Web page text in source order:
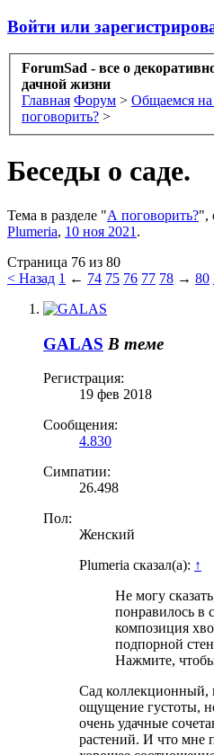
Войти или
ForumSad - все о
дачной жизни
Главная Форум > Общаемся
поговорить? >
Беседы о саде.
Тема в разделе "А поговорить?",
Plumeria, 10 ноя 2021 .
Страница 76 из 80
< Назад 1 ← 74 75 76 77 78 → 80
GALAS В теме
Регистрация:
19 фев 2018
Сообщения:
4.830
Симпатии:
26.498
Пол:
Женский
Plumeria сказал(а): ↑
Не могу
понравилось в
композиция
подпорной
Нажмите,
Сад коллекционный,
ощущение густоты,
очень удачные
растений. И что мне